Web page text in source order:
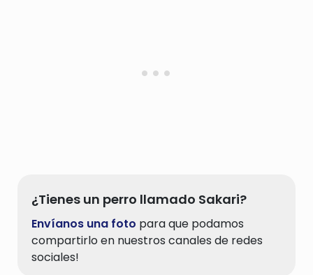
¿Tienes un perro llamado Sakari?
Envíanos una foto para que podamos
compartirlo en nuestros canales de redes
sociales!